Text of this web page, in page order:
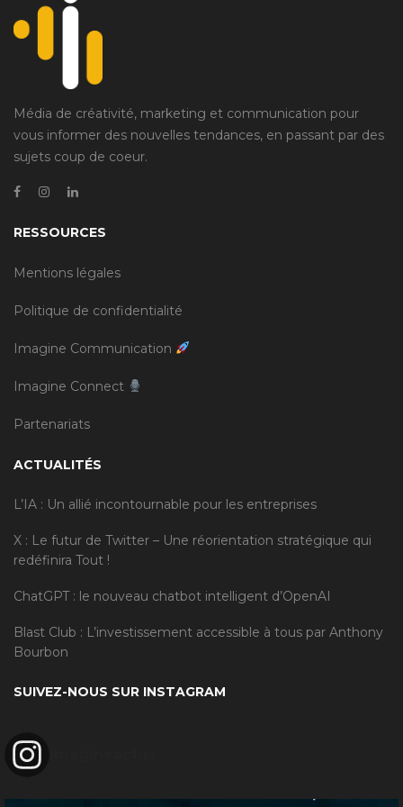
Média de créativité, marketing et communication pour
vous informer des nouvelles tendances, en passant par des
sujets coup de coeur.
RESSOURCES
Mentions légales
Politique de confidentialité
Imagine Communication
Imagine Connect
Partenariats
ACTUALITÉS
L’IA : Un allié incontournable pour les entreprises
X : Le futur de Twitter – Une réorientation stratégique qui
redéfinira Tout !
ChatGPT : le nouveau chatbot intelligent d’OpenAI
Blast Club : L’investissement accessible à tous par Anthony
Bourbon
SUIVEZ-NOUS SUR INSTAGRAM